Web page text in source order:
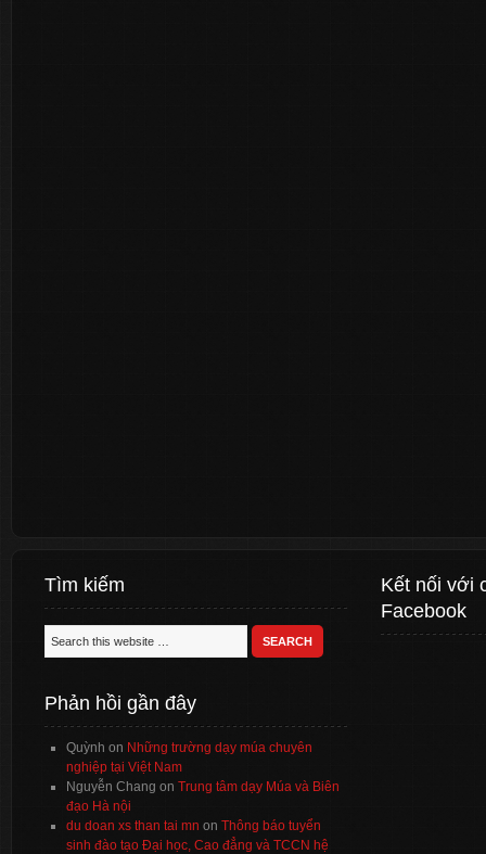
Tìm kiếm
Phản hồi gần đây
Quỳnh on Những trường dạy múa chuyên
nghiệp tại Việt Nam
Nguyễn Chang on Trung tâm dạy Múa và Biên
đạo Hà nội
du doan xs than tai mn on Thông báo tuyển
sinh đào tạo Đại học, Cao đẳng và TCCN hệ
Kết nối với
Facebook